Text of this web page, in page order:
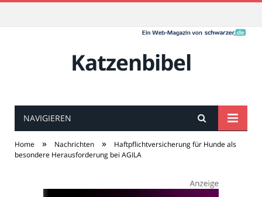
Katzenbibel
NAVIGIEREN
Home » Nachrichten »
Haftpflichtversicherung für Hunde als
besondere Herausforderung bei AGILA